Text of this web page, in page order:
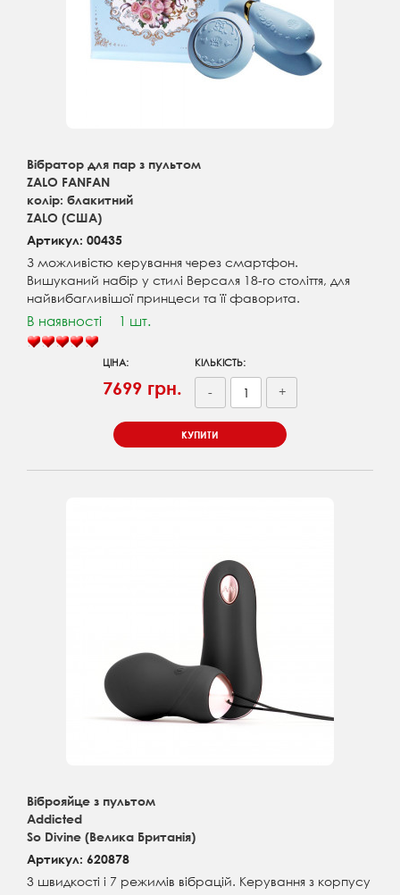
Вібратор для пар з пультом
ZALO FANFAN
колір: блакитний
ZALO (США)
Артикул: 00435
З можливістю керування через смартфон.
Вишуканий набір у стилі Версаля 18-го століття, для
найвибагливішої принцеси та її фаворита.
В наявності 1 шт.
ЦІНА:
7699 грн.
КІЛЬКІСТЬ:
- +
КУПИТИ
Віброяйце з пультом
Addicted
So Divine (Велика Британія)
Артикул: 620878
3 швидкості і 7 режимів вібрацій. Керування з корпусу